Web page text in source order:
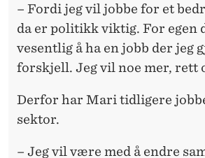
– Fordi jeg vil jobbe for et
da er politikk viktig. For egen
vesentlig å ha en jobb der jeg
forskjell. Jeg vil noe mer, rett
Derfor har Mari tidligere
sektor.
– Jeg vil være med å endre